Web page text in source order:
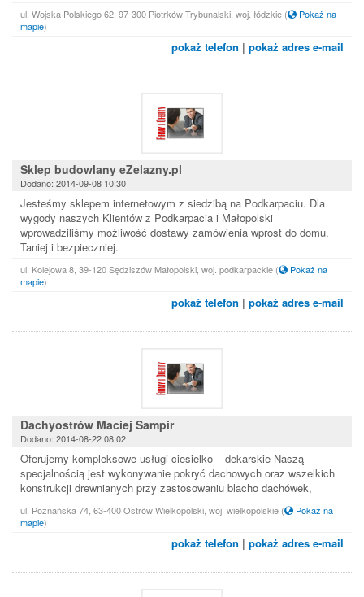
ul. Wojska Polskiego 62, 97-300 Piotrków Trybunalski, woj. łódzkie (
Pokaż na
mapie)
pokaż telefon | pokaż adres e-mail
Sklep budowlany eZelazny.pl
Dodano: 2014-09-08 10:30
Jesteśmy sklepem internetowym z siedzibą na Podkarpaciu. Dla
wygody naszych Klientów z Podkarpacia i Małopolski
wprowadziliśmy możliwość dostawy zamówienia wprost do domu.
Taniej i bezpieczniej.
ul. Kolejowa 8, 39-120 Sędziszów Małopolski, woj. podkarpackie (
Pokaż na
mapie)
pokaż telefon | pokaż adres e-mail
Dachyostrów Maciej Sampir
Dodano: 2014-08-22 08:02
Oferujemy kompleksowe usługi ciesielko – dekarskie Naszą
specjalnością jest wykonywanie pokryć dachowych oraz wszelkich
konstrukcji drewnianych przy zastosowaniu blacho dachówek,
ul. Poznańska 74, 63-400 Ostrów Wielkopolski, woj. wielkopolskie (
Pokaż na
mapie)
pokaż telefon | pokaż adres e-mail